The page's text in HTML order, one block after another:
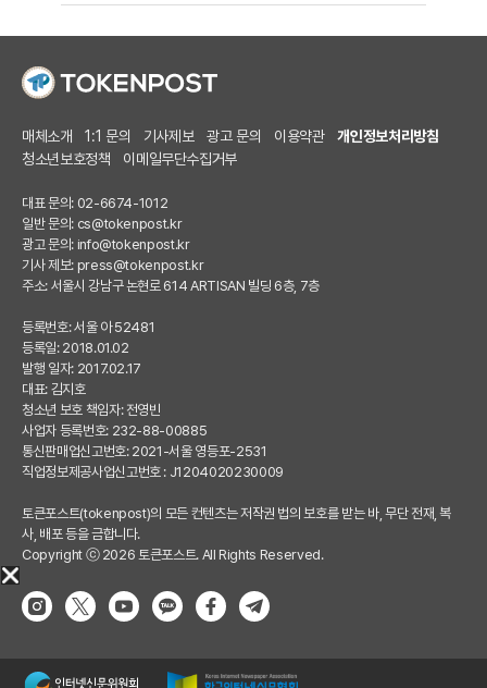
매체소개 1:1 문의 기사제보 광고 문의 이용약관
개인정보처리방침
청소년보호정책
이메일무단수집거부
대표 문의: 02-6674-1012
일반 문의: cs@tokenpost.kr
광고 문의: info@tokenpost.kr
기사 제보: press@tokenpost.kr
주소: 서울시 강남구 논현로 614 ARTISAN 빌딩 6층, 7층
등록번호: 서울 아 52481
등록일: 2018.01.02
발행 일자: 2017.02.17
대표: 김지호
청소년 보호 책임자: 전영빈
사업자 등록번호: 232-88-00885
통신판매업신고번호: 2021-서울 영등포-2531
직업정보제공사업신고번호 : J1204020230009
토큰포스트(tokenpost)의 모든 컨텐츠는 저작권 법의 보호를 받는 바, 무단 전재, 복
사, 배포 등을 금합니다.
Copyright ⓒ 2026 토큰포스트. All Rights Reserved.